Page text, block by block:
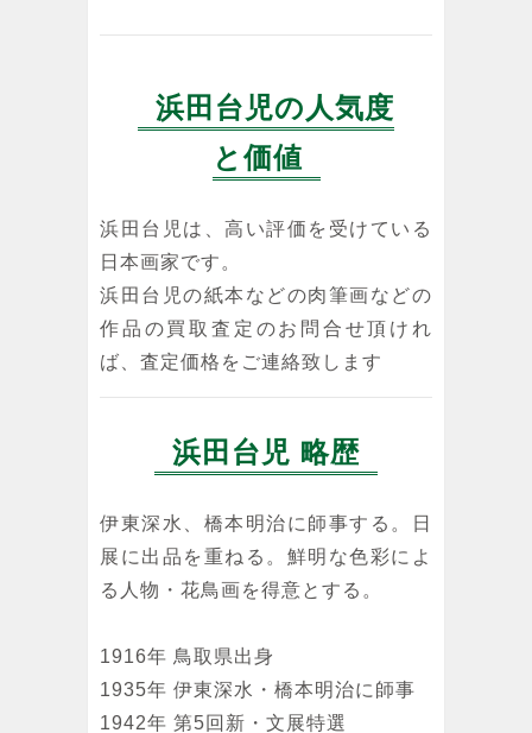
浜田台児の人気度
と価値
浜田台児は、高い評価を受けている
日本画家です。
浜田台児の紙本などの肉筆画などの
作品の買取査定のお問合せ頂けれ
ば、査定価格をご連絡致します
浜田台児 略歴
伊東深水、橋本明治に師事する。日
展に出品を重ねる。鮮明な色彩によ
る人物・花鳥画を得意とする。
1916年 鳥取県出身
1935年 伊東深水・橋本明治に師事
1942年 第5回新・文展特選